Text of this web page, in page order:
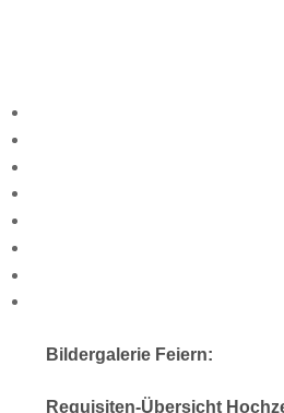
Bildergalerie Feiern:
Requisiten-Übersicht